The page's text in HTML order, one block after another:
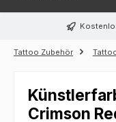
Tattoo Zubehör
Crimson